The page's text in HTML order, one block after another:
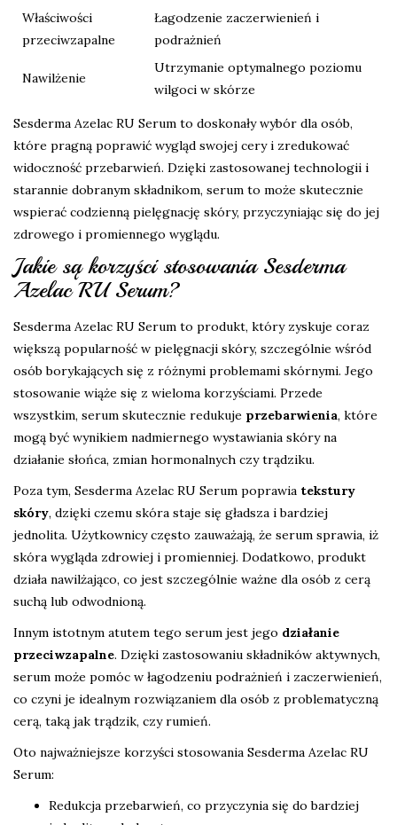
Właściwości
przeciwzapalne
Łagodzenie zaczerwienień i
podrażnień
Nawilżenie
Utrzymanie optymalnego poziomu
wilgoci w skórze
Sesderma Azelac RU Serum to doskonały wybór dla osób,
które pragną poprawić wygląd swojej cery i zredukować
widoczność przebarwień. Dzięki zastosowanej technologii i
starannie dobranym składnikom, serum to może skutecznie
wspierać codzienną pielęgnację skóry, przyczyniając się do jej
zdrowego i promiennego wyglądu.
Jakie są korzyści stosowania Sesderma
Azelac RU Serum?
Sesderma Azelac RU Serum to produkt, który zyskuje coraz
większą popularność w pielęgnacji skóry, szczególnie wśród
osób borykających się z różnymi problemami skórnymi. Jego
stosowanie wiąże się z wieloma korzyściami. Przede
wszystkim, serum skutecznie redukuje przebarwienia, które
mogą być wynikiem nadmiernego wystawiania skóry na
działanie słońca, zmian hormonalnych czy trądziku.
Poza tym, Sesderma Azelac RU Serum poprawia tekstury
skóry, dzięki czemu skóra staje się gładsza i bardziej
jednolita. Użytkownicy często zauważają, że serum sprawia, iż
skóra wygląda zdrowiej i promienniej. Dodatkowo, produkt
działa nawilżająco, co jest szczególnie ważne dla osób z cerą
suchą lub odwodnioną.
Innym istotnym atutem tego serum jest jego działanie
przeciwzapalne. Dzięki zastosowaniu składników aktywnych,
serum może pomóc w łagodzeniu podrażnień i zaczerwienień,
co czyni je idealnym rozwiązaniem dla osób z problematyczną
cerą, taką jak trądzik, czy rumień.
Oto najważniejsze korzyści stosowania Sesderma Azelac RU
Serum:
Redukcja przebarwień, co przyczynia się do bardziej